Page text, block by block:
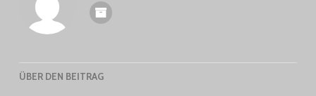
ÜBER DEN BEITRAG